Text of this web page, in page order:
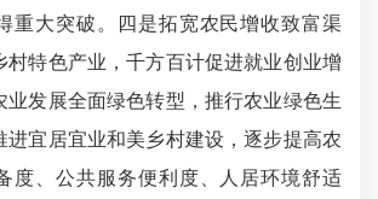
重大突破。四是拓宽农民增收致富渠
村特色产业，千方百计促进就业创业增
业发展全面绿色转型，推行农业绿色生
进宜居宜业和美乡村建设，逐步提高农
度、公共服务便利度、人居环境舒适